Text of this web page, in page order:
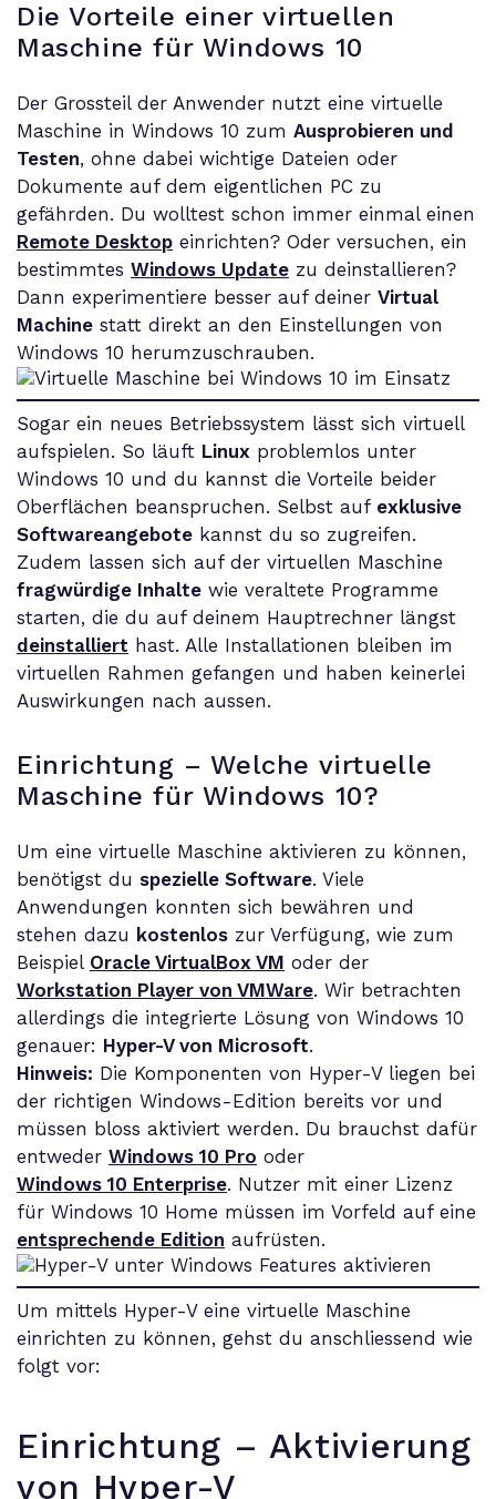
Die Vorteile einer virtuellen
Maschine für Windows 10
Der Grossteil der Anwender nutzt eine virtuelle
Maschine in Windows 10 zum Ausprobieren und
Testen, ohne dabei wichtige Dateien oder
Dokumente auf dem eigentlichen PC zu
gefährden. Du wolltest schon immer einmal einen
Remote Desktop einrichten? Oder versuchen, ein
bestimmtes Windows Update zu deinstallieren?
Dann experimentiere besser auf deiner Virtual
Machine statt direkt an den Einstellungen von
Windows 10 herumzuschrauben.
Sogar ein neues Betriebssystem lässt sich virtuell
aufspielen. So läuft Linux problemlos unter
Windows 10 und du kannst die Vorteile beider
Oberflächen beanspruchen. Selbst auf exklusive
Softwareangebote kannst du so zugreifen.
Zudem lassen sich auf der virtuellen Maschine
fragwürdige Inhalte wie veraltete Programme
starten, die du auf deinem Hauptrechner längst
deinstalliert hast. Alle Installationen bleiben im
virtuellen Rahmen gefangen und haben keinerlei
Auswirkungen nach aussen.
Einrichtung – Welche virtuelle
Maschine für Windows 10?
Um eine virtuelle Maschine aktivieren zu können,
benötigst du spezielle Software. Viele
Anwendungen konnten sich bewähren und
stehen dazu kostenlos zur Verfügung, wie zum
Beispiel Oracle VirtualBox VM oder der
Workstation Player von VMWare. Wir betrachten
allerdings die integrierte Lösung von Windows 10
genauer: Hyper-V von Microsoft.
Hinweis: Die Komponenten von Hyper-V liegen bei
der richtigen Windows-Edition bereits vor und
müssen bloss aktiviert werden. Du brauchst dafür
entweder Windows 10 Pro oder
Windows 10 Enterprise. Nutzer mit einer Lizenz
für Windows 10 Home müssen im Vorfeld auf eine
entsprechende Edition aufrüsten.
Um mittels Hyper-V eine virtuelle Maschine
einrichten zu können, gehst du anschliessend wie
folgt vor:
Einrichtung – Aktivierung
von Hyper-V